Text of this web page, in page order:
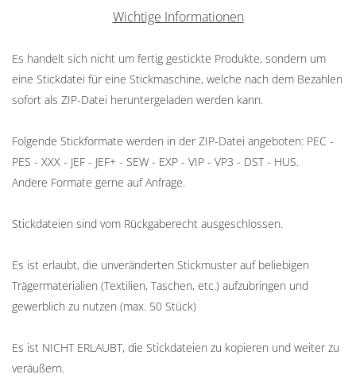
Wichtige Informationen
Es handelt sich nicht um fertig gestickte Produkte, sondern um
eine Stickdatei für eine Stickmaschine, welche nach dem Bezahlen
sofort als ZIP-Datei heruntergeladen werden kann.
Folgende Stickformate werden in der ZIP-Datei angeboten: PEC -
PES - XXX - JEF - JEF+ - SEW - EXP - VIP - VP3 - DST - HUS.
Andere Formate gerne auf Anfrage.
Stickdateien sind vom Rückgaberecht ausgeschlossen.
Es ist erlaubt, die unveränderten Stickmuster auf beliebigen
Trägermaterialien (Textilien, Taschen, etc.) aufzubringen und
gewerblich zu nutzen (max. 50 Stück)
Es ist NICHT ERLAUBT, die Stickdateien zu kopieren und weiter zu
veräußern.